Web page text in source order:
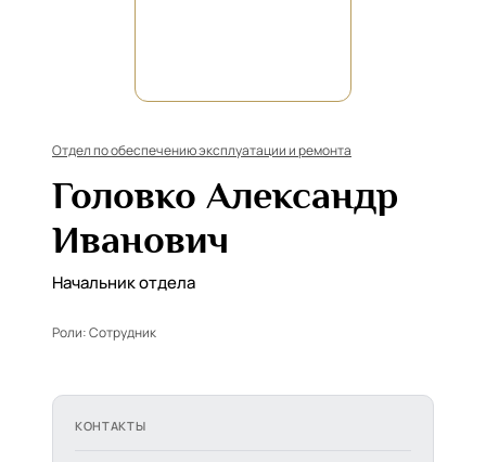
Отдел по обеспечению эксплуатации и ремонта
Головко Александр
Иванович
Начальник отдела
Роли:Сотрудник
КОНТАКТЫ